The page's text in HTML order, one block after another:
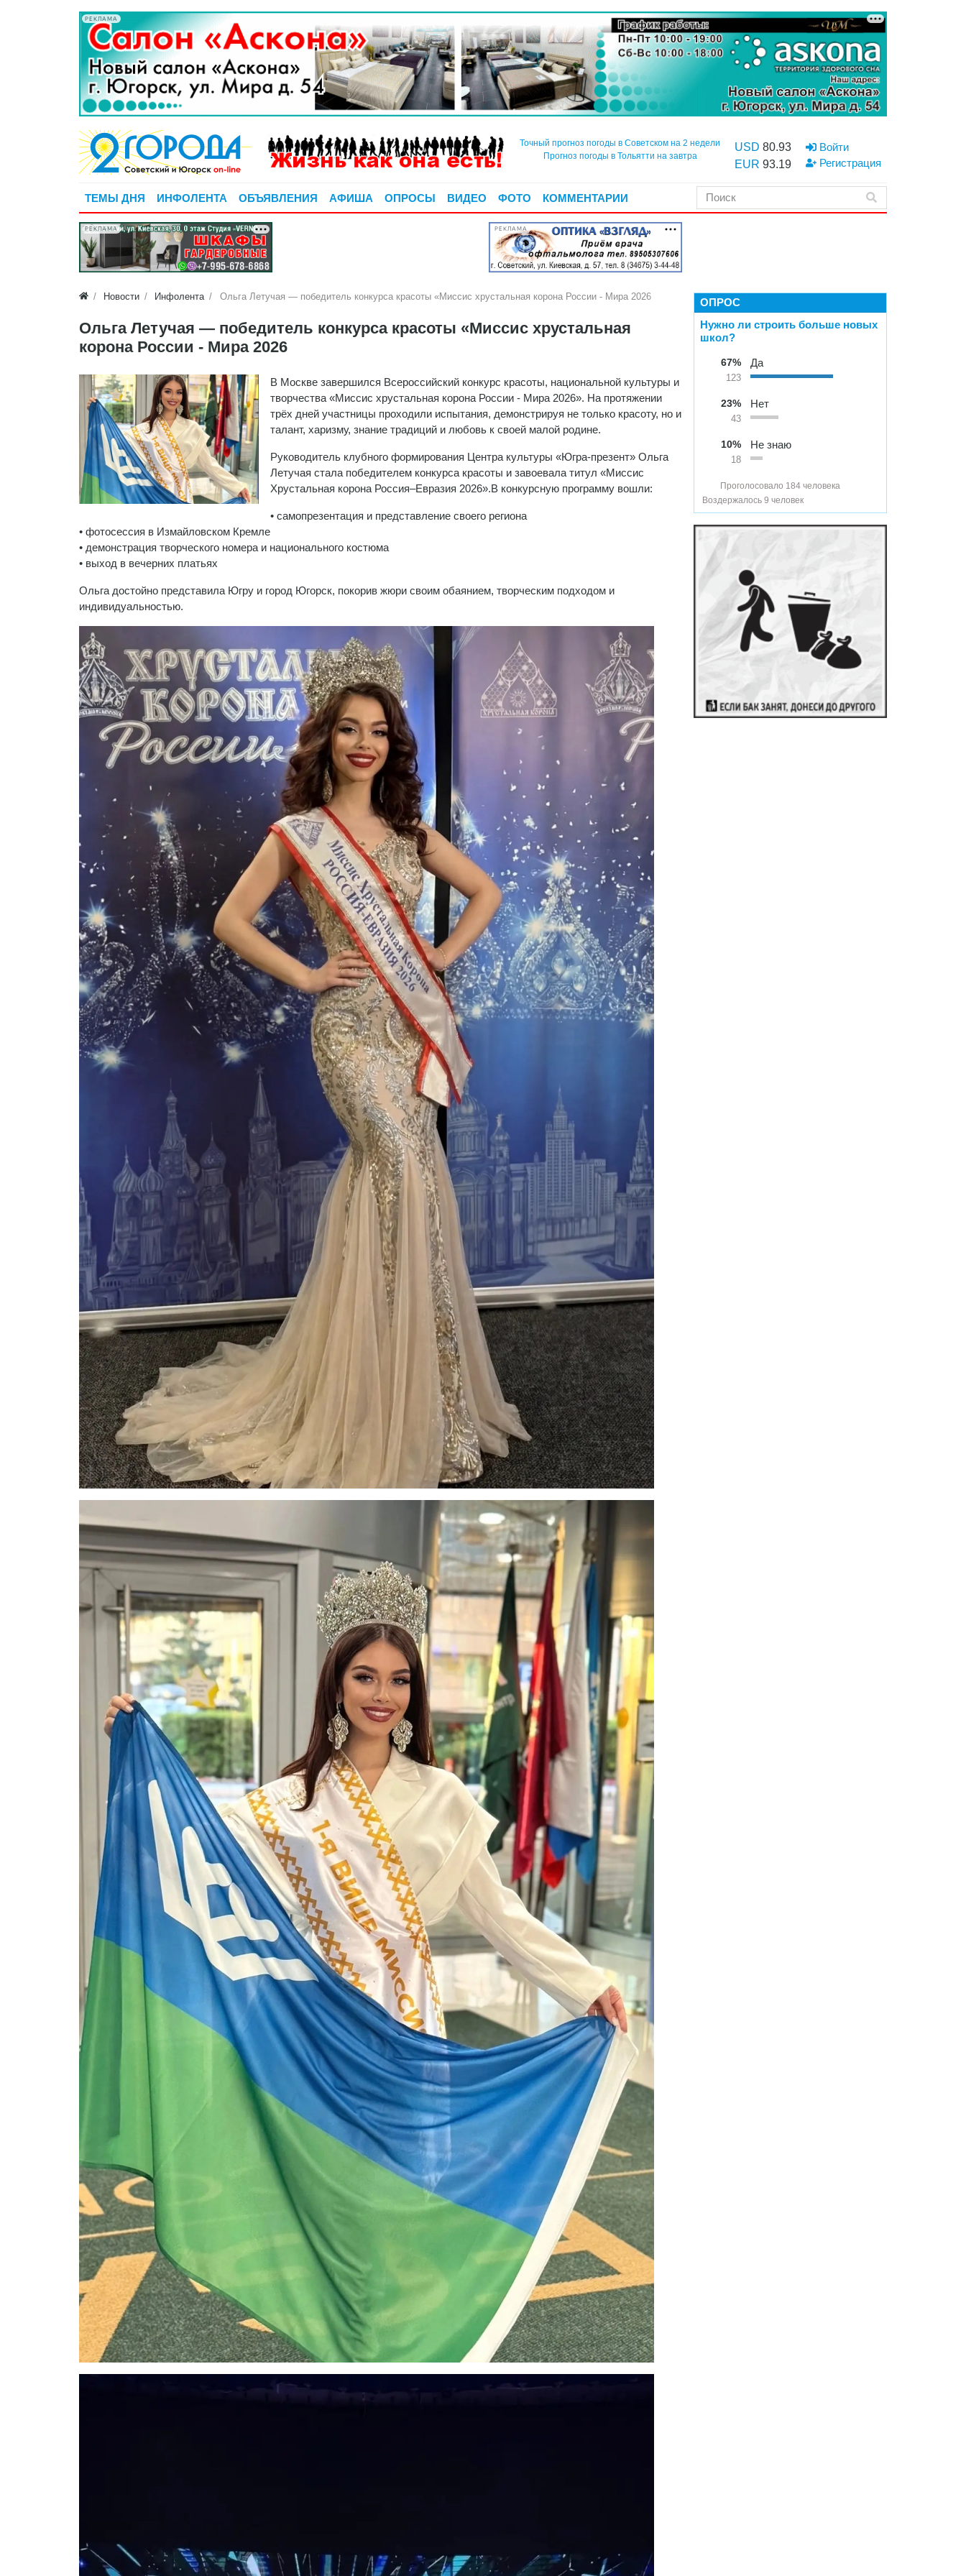
РЕКЛАМА
Точный прогноз погоды в Советском на 2 недели
Прогноз погоды в Тольятти на завтра
USD 80.93
EUR 93.19
Войти
Регистрация
ТЕМЫ ДНЯ ИНФОЛЕНТА ОБЪЯВЛЕНИЯ АФИША ОПРОСЫ ВИДЕО ФОТО КОММЕНТАРИИ
РЕКЛАМА РЕКЛАМА
Новости Инфолента Ольга Летучая — победитель конкурса красоты «Миссис хрустальная корона России - Мира 2026
Ольга Летучая — победитель конкурса красоты «Миссис хрустальная
корона России - Мира 2026
В Москве завершился Всероссийский конкурс красоты, национальной культуры и
творчества «Миссис хрустальная корона России - Мира 2026». На протяжении
трёх дней участницы проходили испытания, демонстрируя не только красоту, но и
талант, харизму, знание традиций и любовь к своей малой родине.
Руководитель клубного формирования Центра культуры «Югра-презент» Ольга
Летучая стала победителем конкурса красоты и завоевала титул «Миссис
Хрустальная корона Россия–Евразия 2026».В конкурсную программу вошли:
• самопрезентация и представление своего региона
• фотосессия в Измайловском Кремле
• демонстрация творческого номера и национального костюма
• выход в вечерних платьях
Ольга достойно представила Югру и город Югорск, покорив жюри своим обаянием, творческим подходом и
индивидуальностью.
ОПРОС
Нужно ли строить больше новых
школ?
67%
123
Да
23%
43
Нет
10%
18
Не знаю
Проголосовало 184 человека
Воздержалось 9 человек